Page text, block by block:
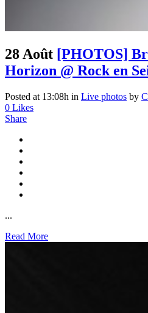
28 Août [PHOTOS]
Horizon @ Rock en
Posted at 13:08h in Live photos by
0 Likes
Share
...
Read More